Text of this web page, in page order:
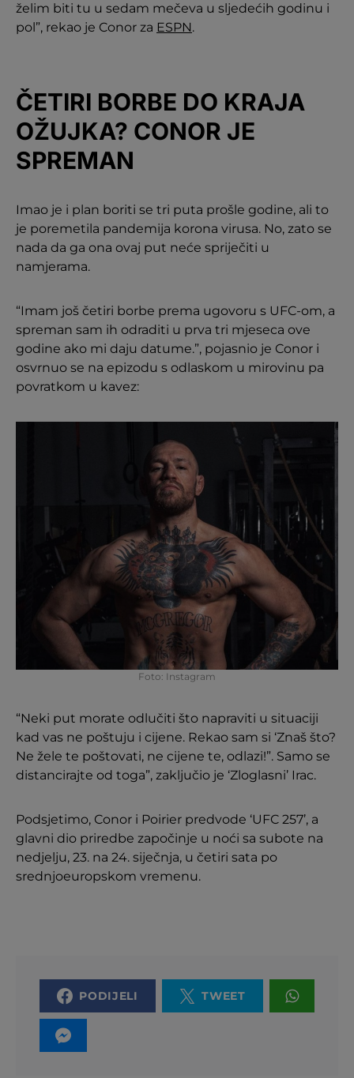
želim biti tu u sedam mečeva u sljedećih godinu i
pol”, rekao je Conor za ESPN.
ČETIRI BORBE DO KRAJA
OŽUJKA? CONOR JE
SPREMAN
Imao je i plan boriti se tri puta prošle godine, ali to
je poremetila pandemija korona virusa. No, zato se
nada da ga ona ovaj put neće spriječiti u
namjerama.
“Imam još četiri borbe prema ugovoru s UFC-om, a
spreman sam ih odraditi u prva tri mjeseca ove
godine ako mi daju datume.”, pojasnio je Conor i
osvrnuo se na epizodu s odlaskom u mirovinu pa
povratkom u kavez:
Foto: Instagram
“Neki put morate odlučiti što napraviti u situaciji
kad vas ne poštuju i cijene. Rekao sam si ‘Znaš što?
Ne žele te poštovati, ne cijene te, odlazi!”. Samo se
distancirajte od toga”, zaključio je ‘Zloglasni’ Irac.
Podsjetimo, Conor i Poirier predvode ‘UFC 257’, a
glavni dio priredbe započinje u noći sa subote na
nedjelju, 23. na 24. siječnja, u četiri sata po
srednjoeuropskom vremenu.
PODIJELI TWEET